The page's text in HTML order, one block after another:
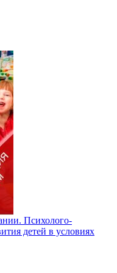
Психолого-
детей в условиях